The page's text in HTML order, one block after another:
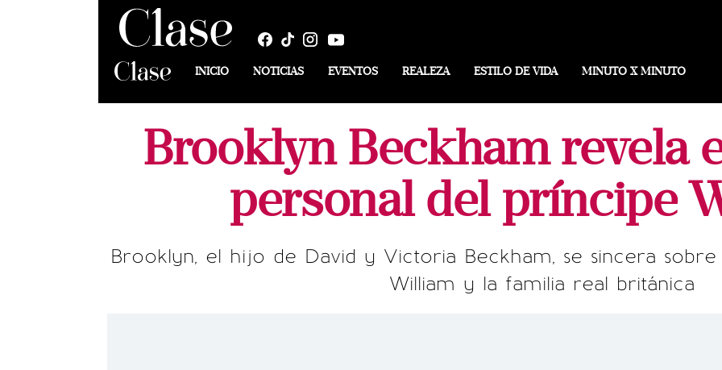
INICIO NOTICIAS EVENTOS REALEZA ESTILO DE VIDA MINUTO X MINUTO
Brooklyn Beckham revela
personal del príncipe
Brooklyn, el hijo de David y Victoria Beckham, se sincera
William y la familia real británica